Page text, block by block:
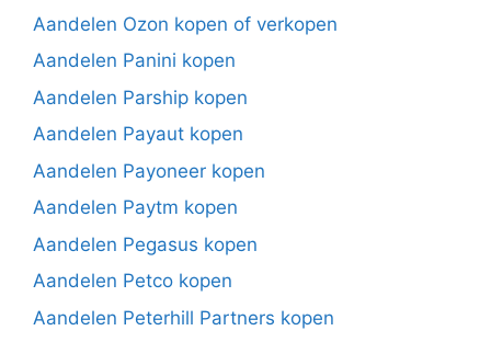
Aandelen Ozon kopen of verkopen
Aandelen Panini kopen
Aandelen Parship kopen
Aandelen Payaut kopen
Aandelen Payoneer kopen
Aandelen Paytm kopen
Aandelen Pegasus kopen
Aandelen Petco kopen
Aandelen Peterhill Partners kopen